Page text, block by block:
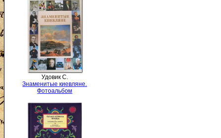
Удовик С.
Знаменитые киевляне.
Фотоальбом